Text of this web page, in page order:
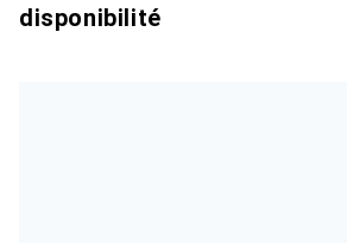
disponibilité